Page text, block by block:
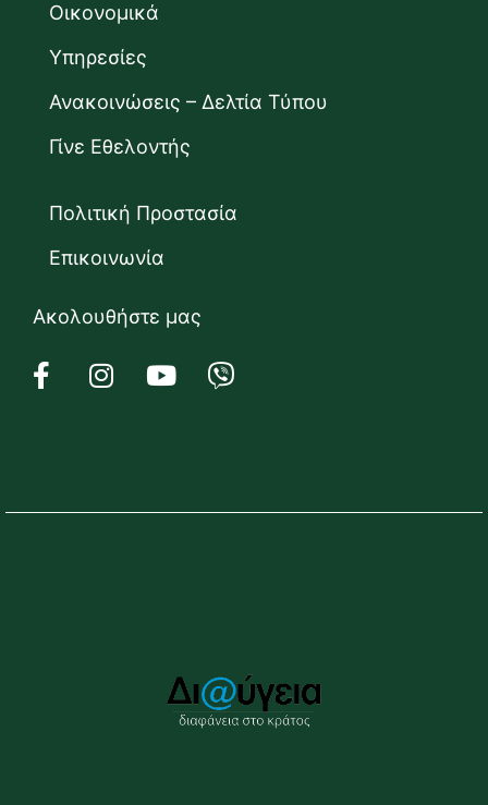
Οικονομικά
Υπηρεσίες
Ανακοινώσεις – Δελτία Τύπου
Γίνε Εθελοντής
Πολιτική Προστασία
Επικοινωνία
Ακολουθήστε μας